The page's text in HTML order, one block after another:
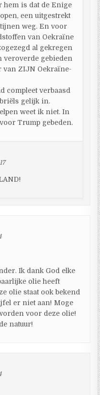
hem is dat de Enige
een uitgestrekt
weg. En voor
van Oekraïne
al gekregen
veroverde gebieden
van ZIJN Oekraïne-
compleet verbaasd
gelijk in.
weet ik niet. In
Trump gebeden.
Ik dank God elke
olie heeft
olie staat ook bekend
er niet aan! Moge
voor deze olie!
natuur!